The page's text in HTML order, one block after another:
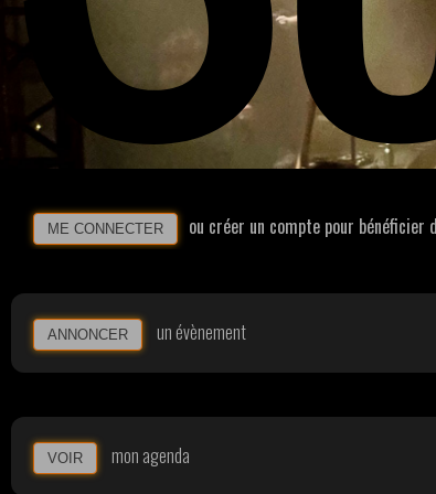
ME CONNECTER ou créer un compte pour
ANNONCER un évènement
VOIR mon agenda